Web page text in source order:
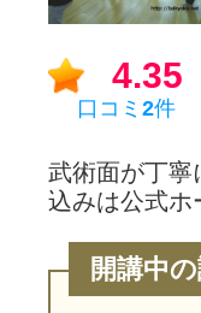
4.35
口コミ 2件
武術面が丁寧
込みは公式
開講中